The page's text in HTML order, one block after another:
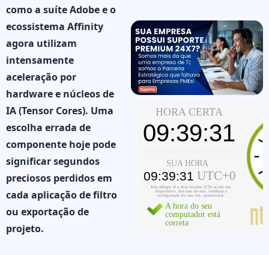
como a suíte Adobe e o
ecossistema Affinity
agora utilizam
intensamente
aceleração por
hardware e núcleos de
IA (Tensor Cores). Uma
escolha errada de
componente hoje pode
significar segundos
preciosos perdidos em
cada aplicação de filtro
ou exportação de
projeto.